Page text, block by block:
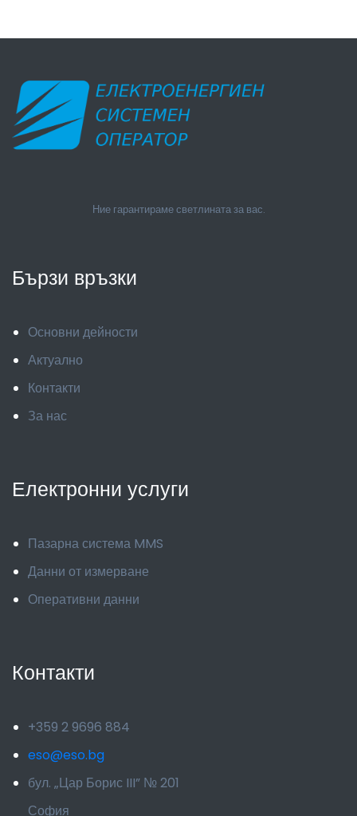
Ние гарантираме светлината за вас.
Бързи връзки
Основни дейности
Актуално
Контакти
За нас
Електронни услуги
Пазарна система MMS
Данни от измерване
Оперативни данни
Контакти
+359 2 9696 884
eso@eso.bg
бул. „Цар Борис III” № 201
София